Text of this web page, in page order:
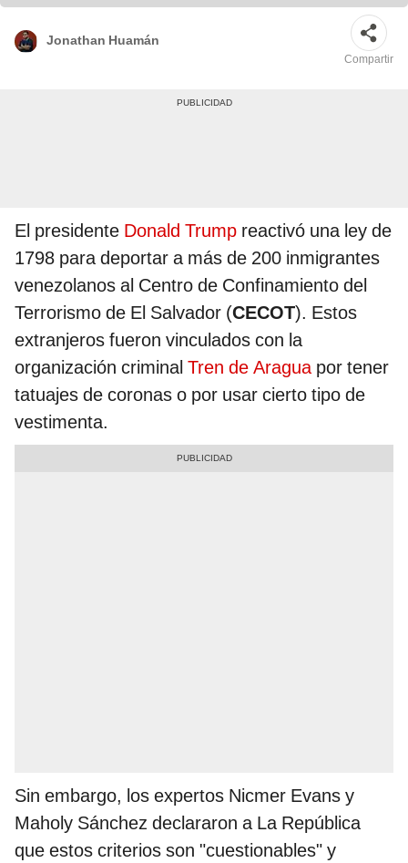
Jonathan Huamán
Compartir
El presidente Donald Trump reactivó una ley de
1798 para deportar a más de 200 inmigrantes
venezolanos al Centro de Confinamiento del
Terrorismo de El Salvador (CECOT). Estos
extranjeros fueron vinculados con la
organización criminal Tren de Araguapor tener
tatuajes de coronas o por usar cierto tipo de
vestimenta.
Sin embargo, los expertos Nicmer Evans y
Maholy Sánchez declararon a La República
que estos criterios son "cuestionables" y